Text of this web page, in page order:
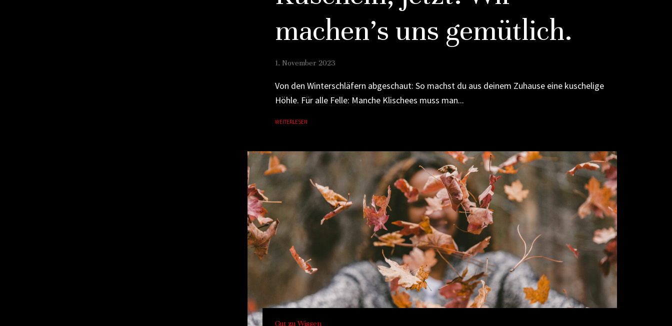
machen’s uns gemütlich.
1. November 2023
Von den Winterschläfern abgeschaut: So machst du aus deinem Zuhause eine kuschelige
Höhle. Für alle Felle: Manche Klischees muss man...
WEITERLESEN
Gut zu Wissen